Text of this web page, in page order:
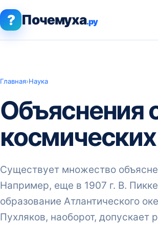
? Почемуха.ру
Главная›Наука
Объяснения
Существует множество
Например, еще в 1907 г. В.
образование Атлантического
Пухляков, наоборот, допускает